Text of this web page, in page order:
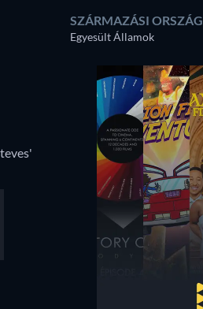
SZÁRMAZÁSI ORSZÁG
Egyesült Államok